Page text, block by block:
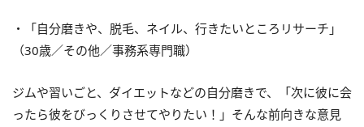
・「自分磨きや、脱毛、ネイル、行きたいところリサーチ」
（30歳／その他／事務系専門職）
ジムや習いごと、ダイエットなどの自分磨きで、「次に彼に会
ったら彼をびっくりさせてやりたい！」そんな前向きな意見